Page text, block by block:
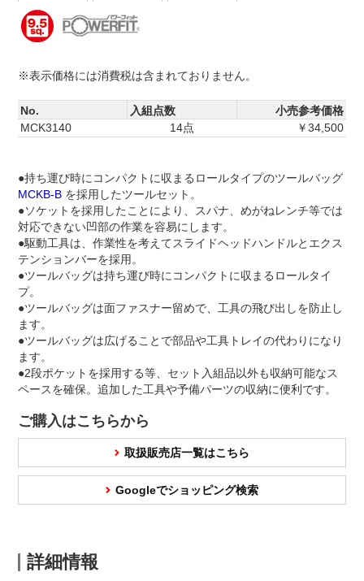
※表示価格には消費税は含まれておりません。
No. 入組点数
小売参考価格
MCK3140
14点 ￥34,500
●持ち運び時にコンパクトに収まるロールタイプのツールバッグ
MCKB-B を採用したツールセット。
●ソケットを採用したことにより、スパナ、めがねレンチ等では
対応できない凹部の作業を容易にします。
●駆動工具は、作業性を考えてスライドヘッドハンドルとエクス
テンションバーを採用。
●ツールバッグは持ち運び時にコンパクトに収まるロールタイ
プ。
●ツールバッグは面ファスナー留めで、工具の飛び出しを防止し
ます。
●ツールバッグは広げることで部品や工具トレイの代わりになり
ます。
●2段ポケットを採用する等、セット入組品以外も収納可能なス
ペースを確保。追加した工具や予備パーツの収納に便利です。
ご購入はこちらから
取扱販売店一覧はこちら
Googleでショッピング検索
詳細情報